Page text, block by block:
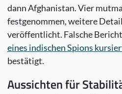
dann Afghanistan. Vier
festgenommen, weitere
veröffentlicht. Falsche
eines indischen Spions
bestätigt.
Aussichten für